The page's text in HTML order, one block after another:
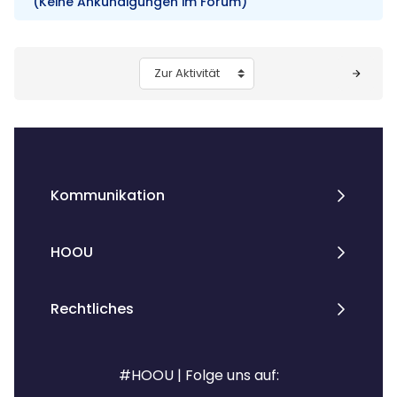
Zur Aktivität
Kommunikation
HOOU
Rechtliches
#HOOU | Folge uns auf: